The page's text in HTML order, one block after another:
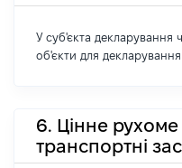
У суб'єкта декларування
об'єкти для декларування
6. Цінне
транспортні